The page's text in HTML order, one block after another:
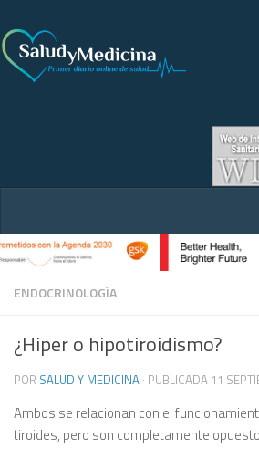
ENDOCRINOLOGÍA
¿Hiper o hipotiroidismo?
POR SALUD Y MEDICINA · PUBLICADA 11
Ambos se relacionan con el
tiroides, pero son completamente